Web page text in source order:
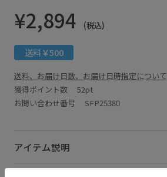
¥2,894 (税込)
送料￥500
送料、お届け日数、お届け日時指定について
獲得ポイント数 52pt
お問い合わせ番号 SFP25380
アイテム説明